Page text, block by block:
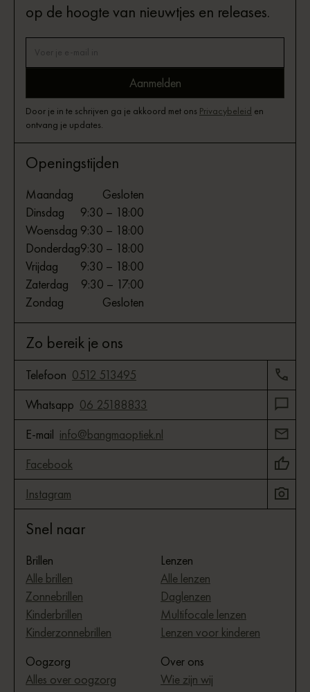
op de hoogte van nieuwtjes en releases.
Door je in te schrijven ga je akkoord met ons Privacybeleid en
ontvang je updates.
Openingstijden
Maandag
Gesloten
Dinsdag
9:30 – 18:00
Woensdag 9:30 – 18:00
Donderdag9:30 – 18:00
Vrijdag
9:30 – 18:00
Zaterdag
9:30 – 17:00
Zondag
Gesloten
Zo bereik je ons
Telefoon 0512 513495
Whatsapp 06 25188833
E-mail info@bangmaoptiek.nl
Facebook
Instagram
Snel naar
Brillen
Alle brillen
Zonnebrillen
Kinderbrillen
Kinderzonnebrillen
Lenzen
Alle lenzen
Daglenzen
Multifocale lenzen
Lenzen voor kinderen
Oogzorg
Alles over oogzorg
Over ons
Wie zijn wij